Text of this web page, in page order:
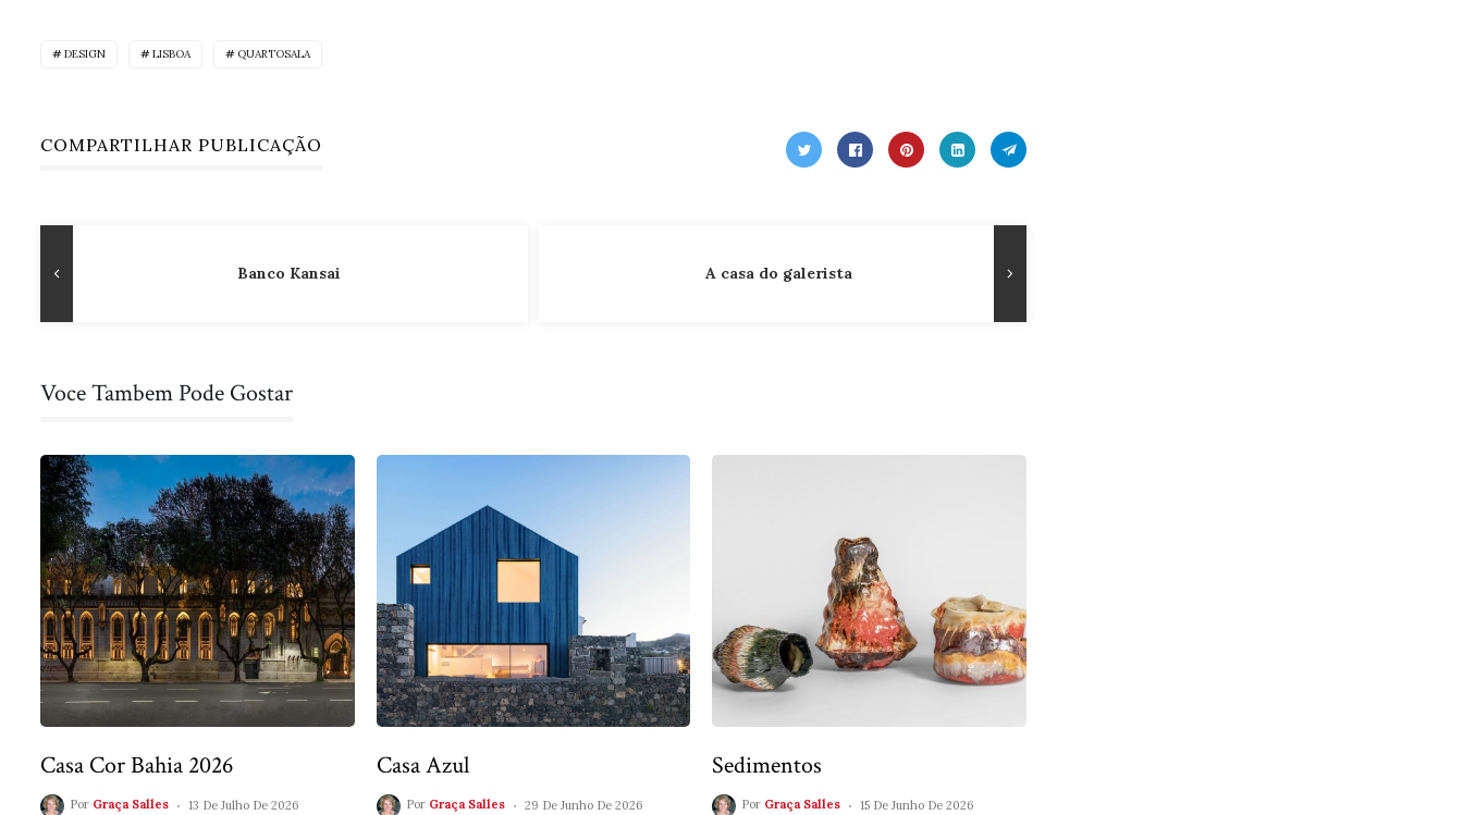
DESIGN LISBOA QUARTOSALA
COMPARTILHAR PUBLICAÇÃO
de
Post
Publicação
Banco Kansai A casa do galerista
Voce Tambem Pode Gostar
Casa Cor Bahia 2026
Por Graça Salles 13 De Julho De 2026
Casa Azul
Por Graça Salles 29 De Junho De 2026
Sedimentos
Por Graça Salles 15 De Junho De 2026